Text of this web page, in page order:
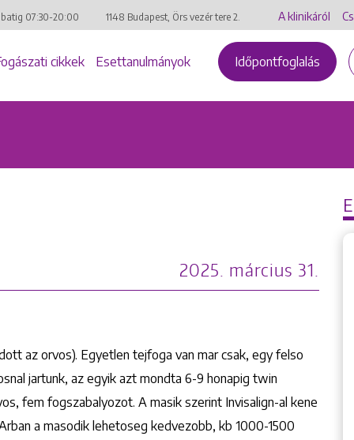
07:30-20:00 1148 Budapest, Örs vezér tere 2. A klinikáról
cikkek Esettanulmányok Időpontfoglalás
2025. március 31.
az orvos). Egyetlen tejfoga van mar csak, egy felso
jartunk, az egyik azt mondta 6-9 honapig twin
fem fogszabalyozot. A masik szerint Invisalign-al kene
a masodik lehetoseg kedvezobb, kb 1000-1500